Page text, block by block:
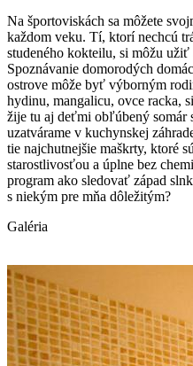
Na športoviskách sa môžete
každom veku. Tí, ktorí nechcú
studeného kokteilu, si môžu
Spoznávanie domorodých
ostrove môže byť výborným
hydinu, mangalicu, ovce racka,
žije tu aj deťmi obľúbený somár
uzatvárame v kuchynskej
tie najchutnejšie maškrty, ktoré
starostlivosťou a úplne bez
program ako sledovať západ
s niekým pre mňa dôležitým?
Galéria